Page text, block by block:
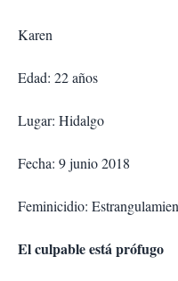
Karen
Edad: 22 años
Lugar: Hidalgo
Fecha: 9 junio 2018
Feminicidio:
El culpable está prófugo